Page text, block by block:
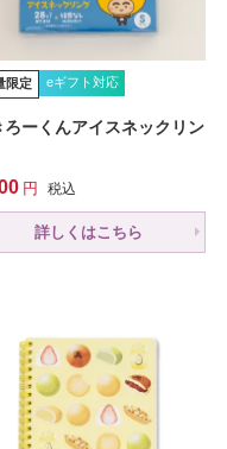
限定 eギフト対応
ろーくんアイスネックリン
税込
詳しくはこちら